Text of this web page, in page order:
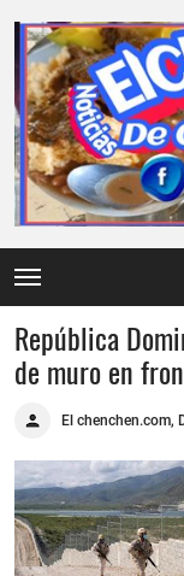
República
de muro en
El chenchen.com,